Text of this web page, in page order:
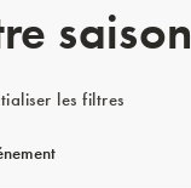
saison
les filtres